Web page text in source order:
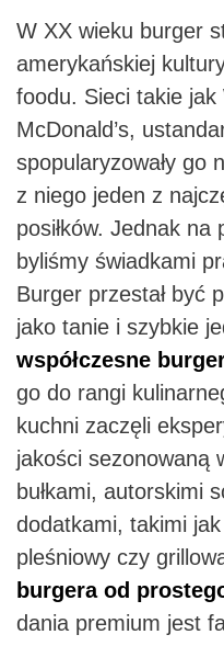
W XX wieku burger
amerykańskiej
foodu. Sieci takie
McDonald’s,
spopularyzowały go
z niego jeden z
posiłków. Jednak
byliśmy świadkami
Burger przestał być
jako tanie i szybkie
współczesne
go do rangi
kuchni zaczęli
jakości sezonowaną
bułkami, autorskimi
dodatkami, takimi
pleśniowy czy
burgera od
dania premium jest